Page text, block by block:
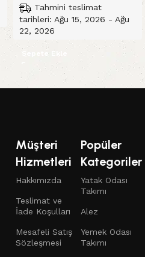
Tahmini teslimat
tarihleri: Ağu 15, 2026 - Ağu
22, 2026
Sepete Ekle
Müşteri
Hizmetleri
Hakkımızda
Teslimat ve
İade Koşulları
Mesafeli Satış
Sözleşmesi
Popüler
Kategoriler
Yatak Odası
Takımı
Alez
Yemek Odası
Takımı